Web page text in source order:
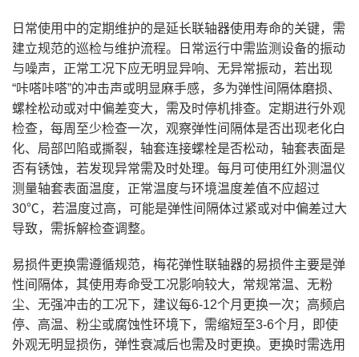
日常使用中的定期维护的是延长联轴器使用寿命的关键，需
建立规范的巡检与维护流程。日常运行中需监测设备的振动
与噪声，正常工况下应无明显异响、无异常振动，若出现
“咔嗒咔嗒”的冲击声或明显麻手感，多为弹性间隔体磨损、
螺栓松动或对中偏差变大，需及时停机排查。定期进行外观
检查，每周至少检查一次，观察弹性间隔体是否出现老化白
化、局部凹陷或撕裂，轴套连接螺栓是否松动，轴套表面是
否有锈蚀，若发现异常需及时处理。每月可使用红外测温仪
测量轴套表面温度，正常温度与环境温度差值不应超过
30℃，若温度过高，可能是弹性间隔体过紧或对中偏差过大
导致，需拆解检查调整。
易损件更换需遵循规范，梅花弹性联轴器的易损件主要是弹
性间隔体，其使用寿命受工况影响较大，常规常温、无粉
尘、无强冲击的工况下，建议每6-12个月更换一次；高频启
停、高温、粉尘或腐蚀性环境下，需缩短至3-6个月，即使
外观无明显损伤，弹性衰减后也需及时更换。更换时需选用